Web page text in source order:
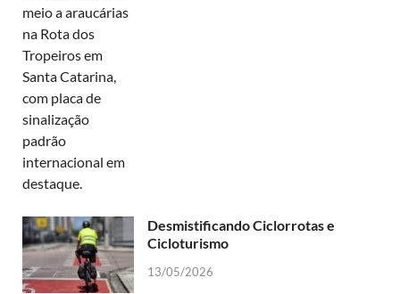
Desmistificando Ciclorrotas e
Cicloturismo
13/05/2026